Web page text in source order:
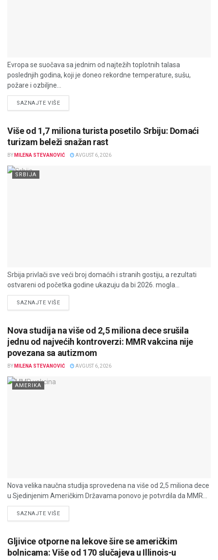
Evropa se suočava sa jednim od najtežih toplotnih talasa
poslednjih godina, koji je doneo rekordne temperature, sušu,
požare i ozbiljne...
SAZNAJTE VIŠEDETAILS
Više od 1,7 miliona turista posetilo Srbiju: Domaći
turizam beleži snažan rast
BY MILENA STEVANOVIĆ AVGUST 6, 2026
SRBIJA
Srbija privlači sve veći broj domaćih i stranih gostiju, a rezultati
ostvareni od početka godine ukazuju da bi 2026. mogla...
SAZNAJTE VIŠEDETAILS
Nova studija na više od 2,5 miliona dece srušila
jednu od najvećih kontroverzi: MMR vakcina nije
povezana sa autizmom
BY MILENA STEVANOVIĆ AVGUST 6, 2026
AMERIKA
Nova velika naučna studija sprovedena na više od 2,5 miliona dece
u Sjedinjenim Američkim Državama ponovo je potvrdila da MMR...
SAZNAJTE VIŠEDETAILS
Gljivice otporne na lekove šire se američkim
bolnicama: Više od 170 slučajeva u Illinois-u